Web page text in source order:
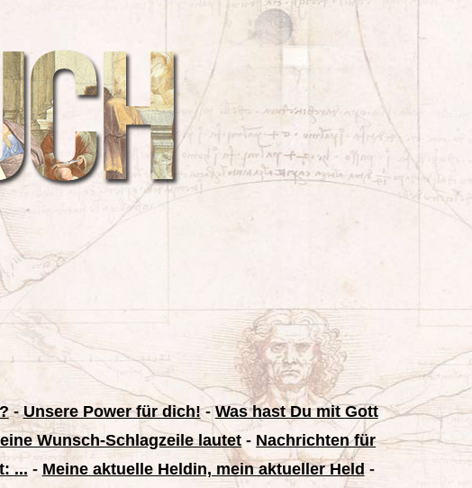
-Unsere Power für dich!-Was hast Du mit Gott
Wunsch-Schlagzeile lautet - Nachrichten für
... - Meine aktuelle Heldin, mein aktueller Held -